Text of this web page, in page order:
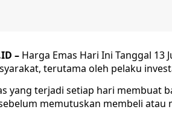
– Harga Emas Hari Ini Tanggal 13
terutama oleh pelaku
yang terjadi setiap hari membuat
memutuskan membeli atau